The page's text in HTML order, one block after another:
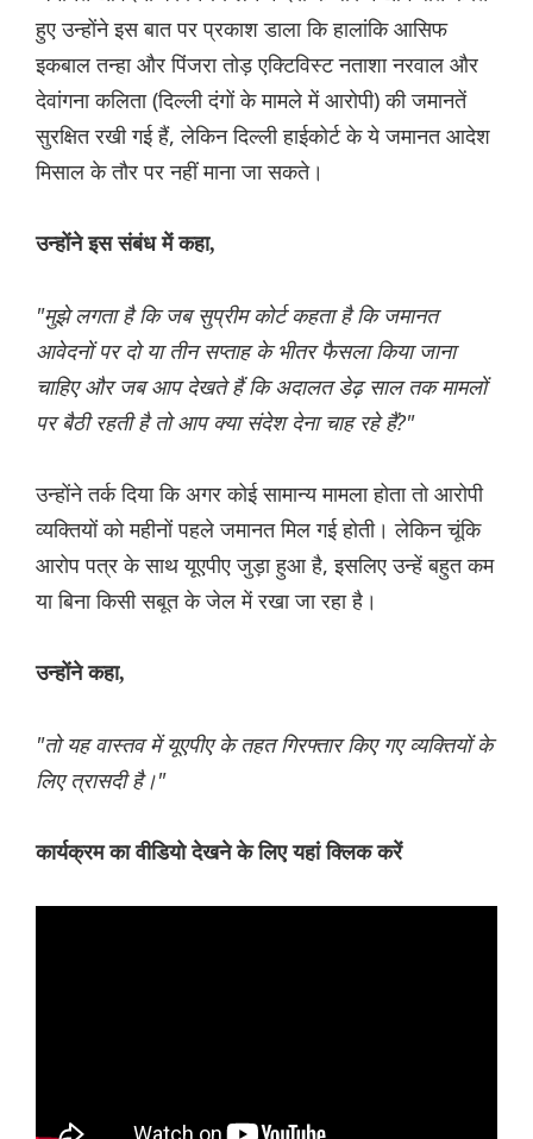
हुए उन्होंने इस बात पर प्रकाश डाला कि हालांकि आसिफ
इकबाल तन्हा और पिंजरा तोड़ एक्टिविस्ट नताशा नरवाल और
देवांगना कलिता (दिल्ली दंगों के मामले में आरोपी) की जमानतें
सुरक्षित रखी गई हैं, लेकिन दिल्ली हाईकोर्ट के ये जमानत आदेश
मिसाल के तौर पर नहीं माना जा सकते।
उन्होंने इस संबंध में कहा,
"मुझे लगता है कि जब सुप्रीम कोर्ट कहता है कि जमानत
आवेदनों पर दो या तीन सप्ताह के भीतर फैसला किया जाना
चाहिए और जब आप देखते हैं कि अदालत डेढ़ साल तक मामलों
पर बैठी रहती है तो आप क्या संदेश देना चाह रहे हैं?"
उन्होंने तर्क दिया कि अगर कोई सामान्य मामला होता तो आरोपी
व्यक्तियों को महीनों पहले जमानत मिल गई होती। लेकिन चूंकि
आरोप पत्र के साथ यूएपीए जुड़ा हुआ है, इसलिए उन्हें बहुत कम
या बिना किसी सबूत के जेल में रखा जा रहा है।
उन्होंने कहा,
"तो यह वास्तव में यूएपीए के तहत गिरफ्तार किए गए व्यक्तियों के
लिए त्रासदी है।"
कार्यक्रम का वीडियो देखने के लिए यहां क्लिक करें